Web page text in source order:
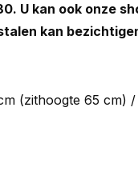
U kan ook onze
kan
(zithoogte 65 cm)